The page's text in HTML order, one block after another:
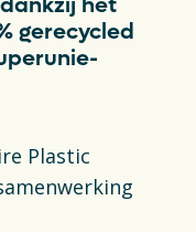
gerecycled
Plastic